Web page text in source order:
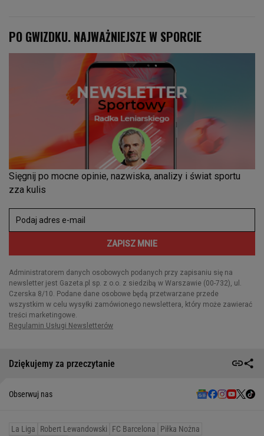
Dziękujemy za przeczytanie
Obserwuj nas
La Liga Robert Lewandowski FC Barcelona
Piłka Nożna